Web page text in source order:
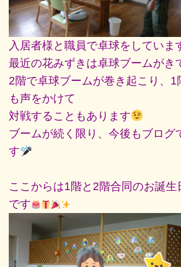
入居者様と職員で卓球をしていま
最近の花みずきは卓球ブームがき
2階で卓球ブームが巻き起こり、1
も声をかけて
対戦することもあります
ブームが続く限り、今後もブログ
す
ここからは1階と2階合同のお誕生
です